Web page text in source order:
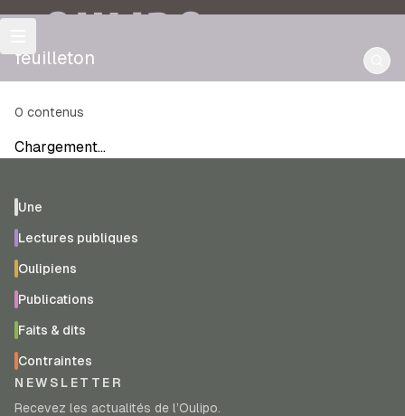
OULIPO
feuilleton
0 contenus
Chargement…
Une
Lectures publiques
Oulipiens
Publications
Faits & dits
Contraintes
NEWSLETTER
Recevez les actualités de l’Oulipo.